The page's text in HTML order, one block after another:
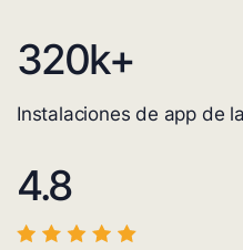
320k+
Instalaciones de app de
4.8